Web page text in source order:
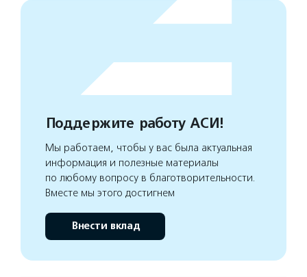
Поддержите работу АСИ!
Мы работаем, чтобы у вас была актуальная
информация и полезные материалы
по любому вопросу в благотворительности.
Вместе мы этого достигнем
Внести вклад